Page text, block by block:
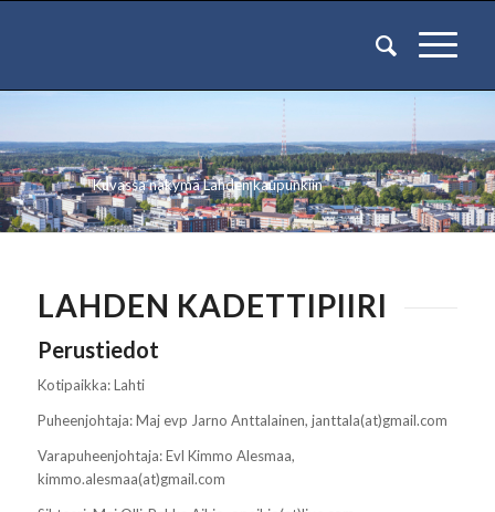
Kuvassa näkymä Lahden kaupunkiin
LAHDEN KADETTIPIIRI
Perustiedot
Kotipaikka: Lahti
Puheenjohtaja: Maj evp Jarno Anttalainen, janttala(at)gmail.com
Varapuheenjohtaja: Evl Kimmo Alesmaa,
kimmo.alesmaa(at)gmail.com